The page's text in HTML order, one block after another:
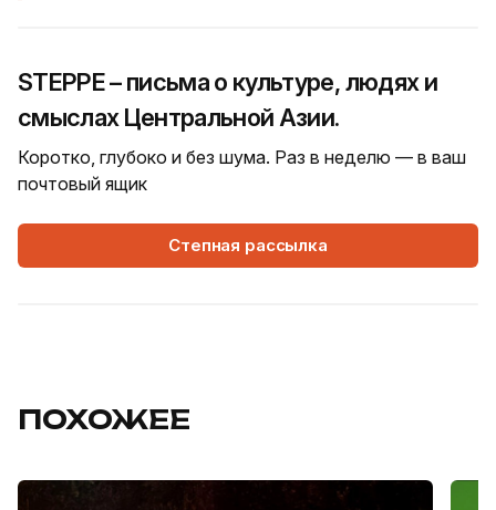
STEPPE – письма о культуре, людях и
смыслах Центральной Азии.
Коротко, глубоко и без шума. Раз в неделю — в ваш
почтовый ящик
Степная рассылка
ПОХОЖЕЕ